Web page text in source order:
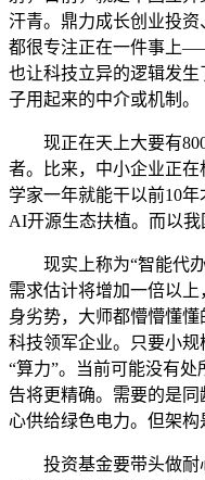
汗青。鼎力成长创业投
都很专注正在一件事上
也让科技立异的逻辑发
子用起来的中介或机制。
现正在天上大要有800
者。比来，中小企业正
学家一年就能干以前10
AI开源生态扶植。而以我
现实上称为“智能代办
需求估计将增加一倍以
身劣势，大师都懵懵懂
科技领军企业。只要小
“算力”。当前可能没有
告将更精确。需要的是
心供给绿色电力。但架构
投资基金要带头做耐